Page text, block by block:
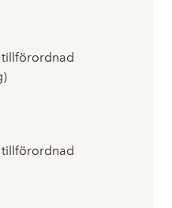
tillförordnad
tillförordnad